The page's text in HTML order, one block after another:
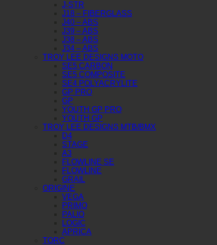
J-STR
J18 – FIBERGLASS
J40 – ABS
J39 – ABS
J38 – ABS
J34 – ABS
TROY LEE DESIGNS MOTO
SE5 CARBON
SE5 COMPOSITE
SE4 POLYACRYLITE
GP PRO
GP
YOUTH GP PRO
YOUTH GP
TROY LEE DESIGNS MTB/BMX
D4
STAGE
A3
FLOWLINE SE
FLOWLINE
GRAIL
ORIGINE
VEGA
PRIMO
PALIO
LOGIC
APRICA
TORC